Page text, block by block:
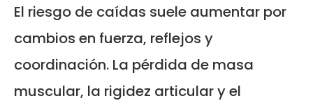
El riesgo de caídas suele aumentar por
cambios en fuerza, reflejos y
coordinación. La pérdida de masa
muscular, la rigidez articular y el